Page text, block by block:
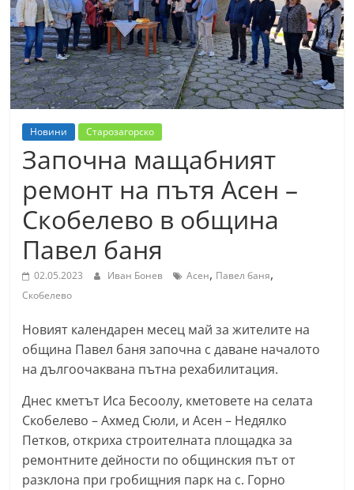
т
К
а
з
а
н
ъ
к
и
б
л
с
т
С
а
р
а
З
Новини Старозагорско
Започна мащабният
ремонт на пътя Асен –
Скобелево в община
Павел баня
02.05.2023 Иван Бонев Асен, Павел баня,
Скобелево
Новият календарен месец май за жителите на
община Павел баня започна с даване началото
на дългоочаквана пътна рехабилитация.
Днес кметът Иса Бесоолу, кметовете на селата
Скобелево – Ахмед Сюли, и Асен – Недялко
Петков, откриха строителната площадка за
ремонтните дейности по общинския път от
разклона при гробищния парк на с. Горно